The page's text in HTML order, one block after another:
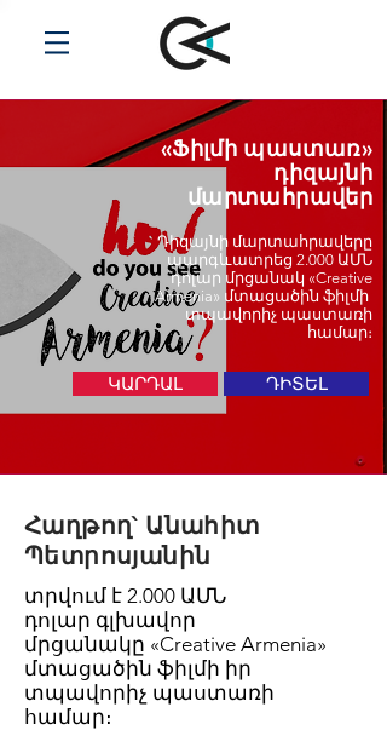
«Ֆիլմի պաստառ»
դիզայնի
մարտահրավեր
Դիզայնի մարտահրավերը
պարգևատրեց 2.000 ԱՄՆ
դոլար մրցանակ «Creative
Armenia» մտացածին ֆիլմի
տպավորիչ պաստառի
համար։
ԿԱՐԴԱԼ ԴԻՏԵԼ
Հաղթող` Անահիտ
Պետրոսյանին
տրվում է 2.000 ԱՄՆ
դոլար գլխավոր
մրցանակը «Creative Armenia»
մտացածին ֆիլմի իր
տպավորիչ պաստառի
համար։